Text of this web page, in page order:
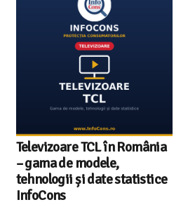
Televizoare TCL în România
– gama de modele,
tehnologii și date statistice
InfoCons